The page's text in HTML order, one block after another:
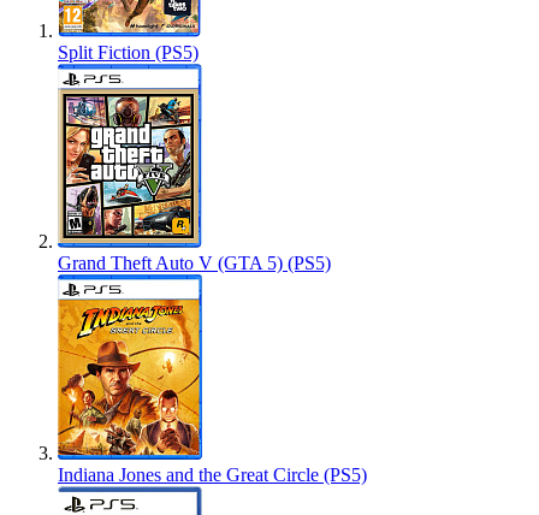
Split Fiction (PS5)
Grand Theft Auto V (GTA 5) (PS5)
Indiana Jones and the Great Circle (PS5)